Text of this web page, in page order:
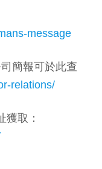
message
簡報可於此查
relations/
獲取：